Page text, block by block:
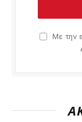
Με την